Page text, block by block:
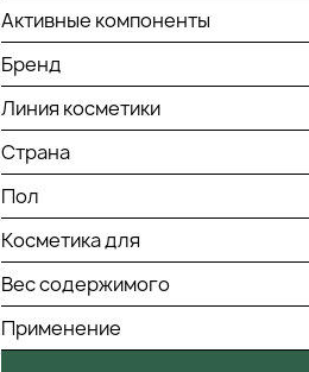
Активные компоненты
Бренд
Линия косметики
Страна
Пол
Косметика для
Вес содержимого
Применение